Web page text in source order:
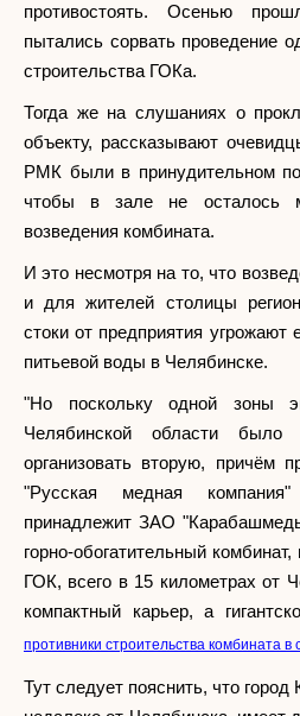
противостоять. Осенью
пытались сорвать проведение
строительства ГОКа.
Тогда же на слушаниях о
объекту, рассказывают
РМК были в принудительном
чтобы в зале не осталось
возведения комбината.
И это несмотря на то, что
и для жителей столицы
стоки от предприятия угрожают
питьевой воды в Челябинске.
"Но поскольку одной зоны
Челябинской области
организовать вторую, причём
"Русская медная
принадлежит ЗАО
горно-обогатительный
ГОК, всего в 15 километрах от
компактный карьер, а
противники строительства комбината в
Тут следует пояснить, что